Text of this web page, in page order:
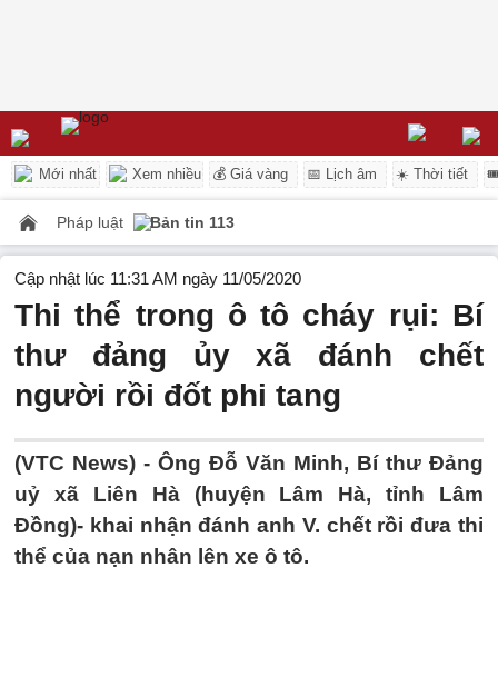
Mới nhất Xem nhiều 💰 Giá vàng 📅 Lịch âm ☀️ Thời tiết
Pháp luật Bản tin 113
Cập nhật lúc 11:31 AM ngày 11/05/2020
Thi thể trong ô tô cháy rụi: Bí
thư đảng ủy xã đánh chết
người rồi đốt phi tang
(VTC News) - Ông Đỗ Văn Minh, Bí thư Đảng
uỷ xã Liên Hà (huyện Lâm Hà, tỉnh Lâm
Đồng)- khai nhận đánh anh V. chết rồi đưa thi
thể của nạn nhân lên xe ô tô.